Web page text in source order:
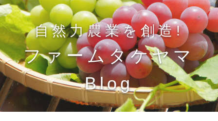
自然力農業を創造!
ファームタケヤマ
Blog